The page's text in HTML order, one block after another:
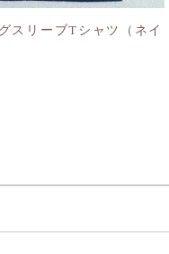
スリーブTシャツ（ネイ